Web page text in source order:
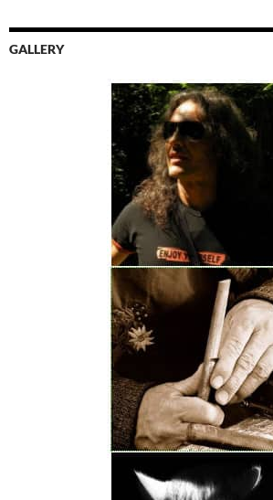
GALLERY